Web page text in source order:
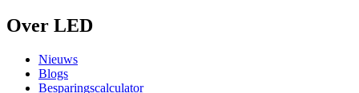
Over LED
Nieuws
Blogs
Besparingscalculator